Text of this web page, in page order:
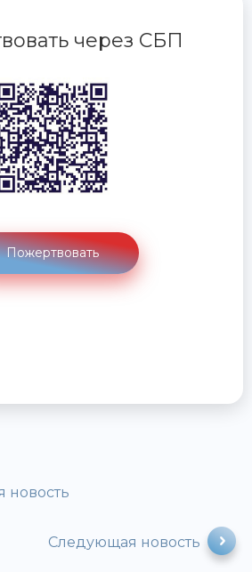
через СБП
Пожертвовать
Следующая новость